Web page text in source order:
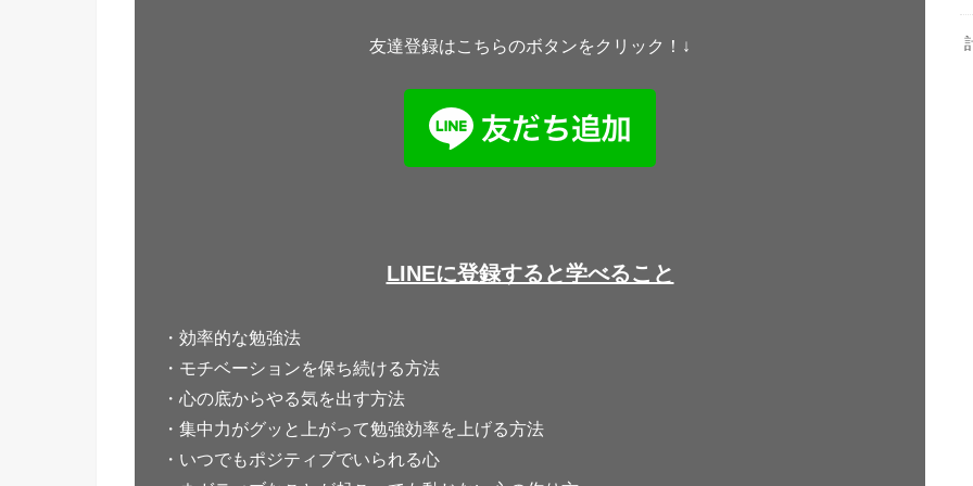
友達登録はこちらのボタンをクリック！↓
LINEに登録すると学べること
・効率的な勉強法
・モチベーションを保ち続ける方法
・心の底からやる気を出す方法
・集中力がグッと上がって勉強効率を上げる方法
・いつでもポジティブでいられる心